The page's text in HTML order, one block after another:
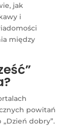
jak
i
między
powitań
„Dzień dobry”.